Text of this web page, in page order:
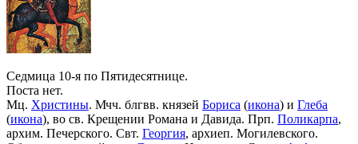
Седмица 10-я по Пятидесятнице.
Поста нет.
Мц. Христины. Мчч. блгвв. князей Бориса (икона) и Глеба
(икона), во св. Крещении Романа и Давида. Прп. Поликарпа,
архим. Печерского. Свт. Георгия, архиеп. Могилевского.